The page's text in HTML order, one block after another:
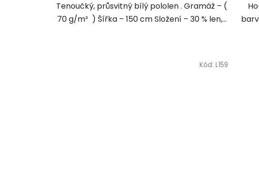
Tenoučký, průsvitný bílý pololen . Gramáž – (
70 g/m² ) Šířka – 150 cm Složení – 30 % len,...
Kód:L159